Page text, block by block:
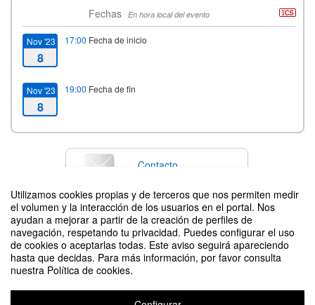
Utilizamos cookies propias y de terceros que nos permiten medir
el volumen y la interacción de los usuarios en el portal. Nos
ayudan a mejorar a partir de la creación de perfiles de
navegación, respetando tu privacidad. Puedes configurar el uso
de cookies o aceptarlas todas. Este aviso seguirá apareciendo
hasta que decidas. Para más información, por favor consulta
nuestra Política de cookies.
Fechas En hora local del evento
Nov '23
8
17:00 Fecha de inicio
Nov '23
8
19:00 Fecha de fin
Contacto
Difunde tu evento poniendo el siguiente código en tu sitio